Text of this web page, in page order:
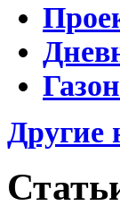
Другие